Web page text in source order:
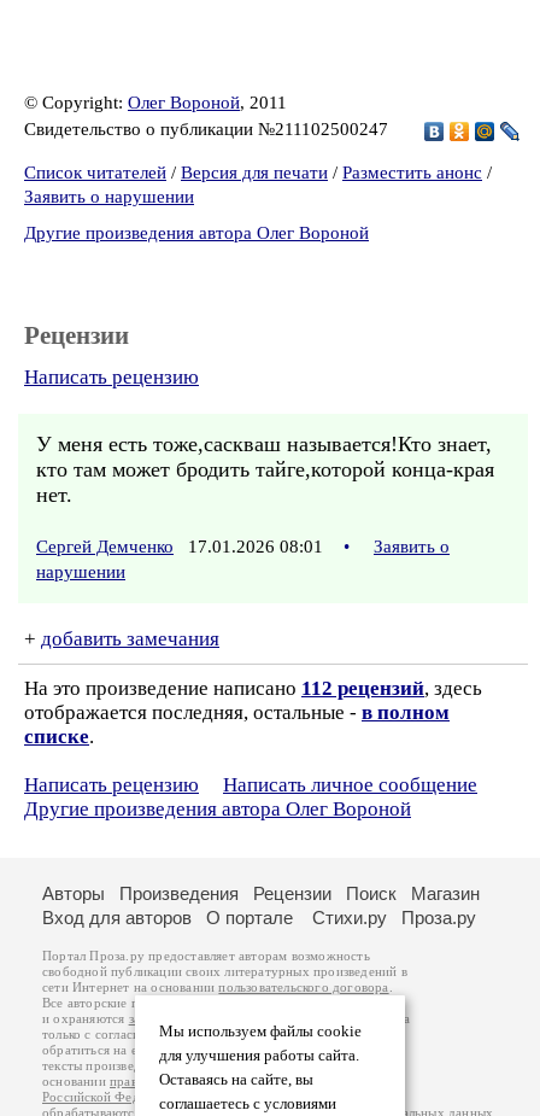
© Copyright: Олег Вороной, 2011
Свидетельство о публикации №211102500247
Список читателей / Версия для печати / Разместить анонс /
Заявить о нарушении
Другие произведения автора Олег Вороной
Рецензии
Написать рецензию
У меня есть тоже,саскваш называется!Кто знает,
кто там может бродить тайге,которой конца-края
нет.
Сергей Демченко 17.01.2026 08:01 •
Заявить о
нарушении
+ добавить замечания
На это произведение написано 112 рецензий, здесь
отображается последняя, остальные - в полном
списке.
Написать рецензию
Написать личное сообщение
Другие произведения автора Олег Вороной
Мы используем файлы cookie
для улучшения работы сайта.
Оставаясь на сайте, вы
соглашаетесь с условиями
Авторы Произведения Рецензии Поиск
Магазин
Вход для авторов
О портале Стихи.ру Проза.ру
Портал Проза.ру предоставляет авторам возможность
свободной публикации своих литературных произведений в
сети Интернет на основаниипользовательского договора
Все авторские права на произведения принадлежат авторам
и охраняются законом
. Перепечатка произведений возможна
только с согласия его автора, к которому вы можете
обратиться на его авторской странице. Ответственность за
тексты произведений авторы несут самостоятельно на
основанииправил публикацииизаконодательства
Российской Федерации
обрабатываются на основанииПолитики обработки персональных данных